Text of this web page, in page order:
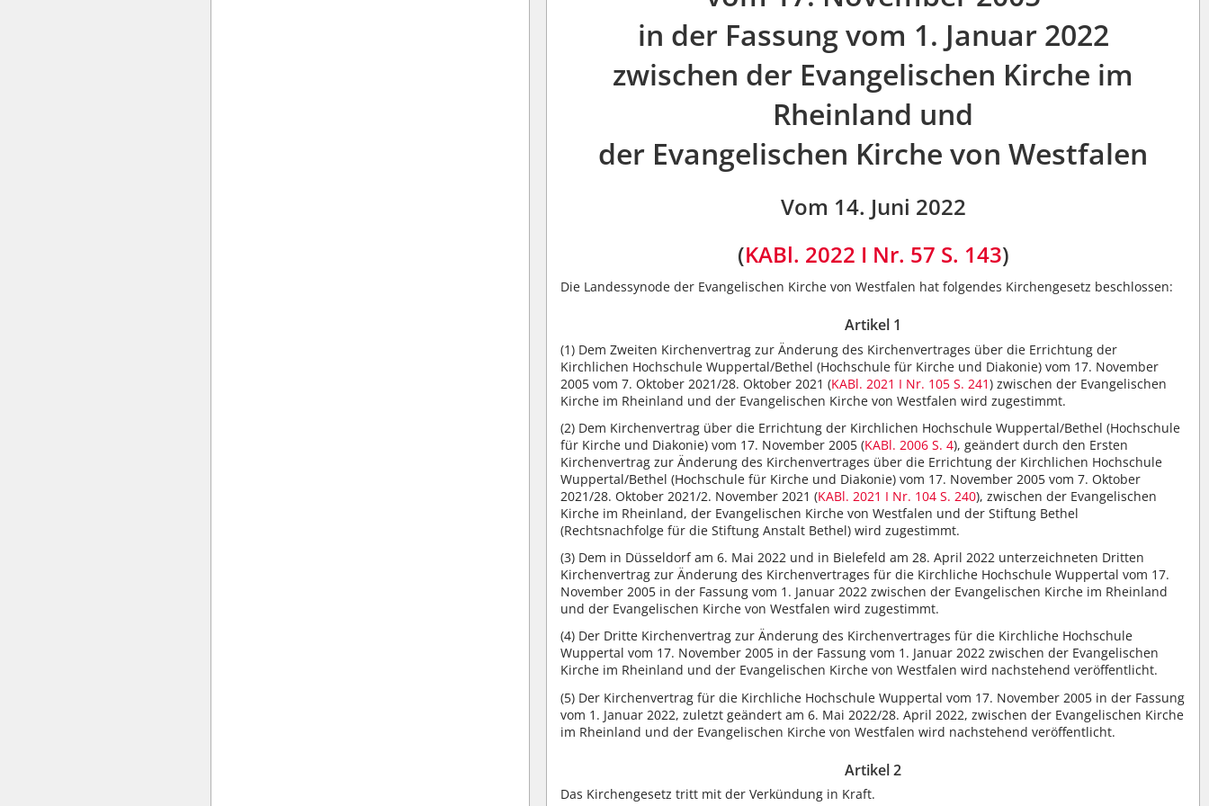
in der Fassung vom 1. Januar 2022
zwischen der Evangelischen Kirche im
Rheinland und
der Evangelischen Kirche von Westfalen
Vom 14. Juni 2022
(KABl. 2022 I Nr. 57 S. 143)
Die Landessynode der Evangelischen Kirche von Westfalen hat folgendes Kirchengesetz beschlossen:
Artikel 1
(1) Dem Zweiten Kirchenvertrag zur Änderung des Kirchenvertrages über die Errichtung der
Kirchlichen Hochschule Wuppertal/Bethel (Hochschule für Kirche und Diakonie) vom 17. November
2005 vom 7. Oktober 2021/28. Oktober 2021 (KABl. 2021 I Nr. 105 S. 241) zwischen der Evangelischen
Kirche im Rheinland und der Evangelischen Kirche von Westfalen wird zugestimmt.
(2) Dem Kirchenvertrag über die Errichtung der Kirchlichen Hochschule Wuppertal/Bethel (Hochschule
für Kirche und Diakonie) vom 17. November 2005 (KABl. 2006 S. 4), geändert durch den Ersten
Kirchenvertrag zur Änderung des Kirchenvertrages über die Errichtung der Kirchlichen Hochschule
Wuppertal/Bethel (Hochschule für Kirche und Diakonie) vom 17. November 2005 vom 7. Oktober
2021/28. Oktober 2021/2. November 2021 (KABl. 2021 I Nr. 104 S. 240), zwischen der Evangelischen
Kirche im Rheinland, der Evangelischen Kirche von Westfalen und der Stiftung Bethel
(Rechtsnachfolge für die Stiftung Anstalt Bethel) wird zugestimmt.
(3) Dem in Düsseldorf am 6. Mai 2022 und in Bielefeld am 28. April 2022 unterzeichneten Dritten
Kirchenvertrag zur Änderung des Kirchenvertrages für die Kirchliche Hochschule Wuppertal vom 17.
November 2005 in der Fassung vom 1. Januar 2022 zwischen der Evangelischen Kirche im Rheinland
und der Evangelischen Kirche von Westfalen wird zugestimmt.
(4) Der Dritte Kirchenvertrag zur Änderung des Kirchenvertrages für die Kirchliche Hochschule
Wuppertal vom 17. November 2005 in der Fassung vom 1. Januar 2022 zwischen der Evangelischen
Kirche im Rheinland und der Evangelischen Kirche von Westfalen wird nachstehend veröffentlicht.
(5) Der Kirchenvertrag für die Kirchliche Hochschule Wuppertal vom 17. November 2005 in der Fassung
vom 1. Januar 2022, zuletzt geändert am 6. Mai 2022/28. April 2022, zwischen der Evangelischen Kirche
im Rheinland und der Evangelischen Kirche von Westfalen wird nachstehend veröffentlicht.
Artikel 2
Das Kirchengesetz tritt mit der Verkündung in Kraft.